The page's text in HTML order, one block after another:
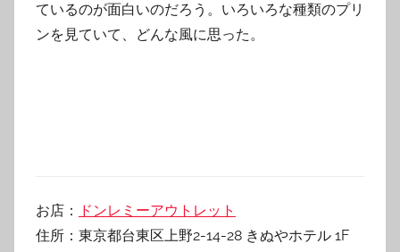
ているのが面白いのだろう。いろいろな種類のプリ
ンを見ていて、どんな風に思った。
お店：
ドンレミーアウトレット
住所：東京都台東区上野2-14-28 きぬやホテル 1F